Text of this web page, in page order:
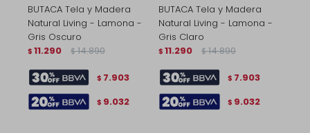
BUTACA Tela y Madera
Natural Living - Lamona -
Gris Oscuro
$ 11.290 $ 14.890
$ 7.903
$ 9.032
BUTACA Tela y Madera
Natural Living - Lamona -
Gris Claro
$ 11.290 $ 14.890
$ 7.903
$ 9.032